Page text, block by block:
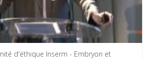
d'éthique Inserm - Embryon et